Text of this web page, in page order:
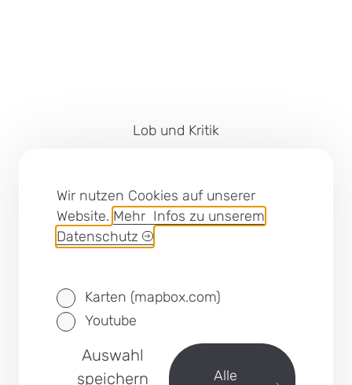
Wir nutzen Cookies auf unserer
Website. Mehr Infos zu unserem
Datenschutz
Karten (mapbox.com)
Youtube
Auswahl
speichern
Alle
zurück
Lob und Kritik
Barrierefreiheit
Cookies
SEB Leipzig bei Facebook